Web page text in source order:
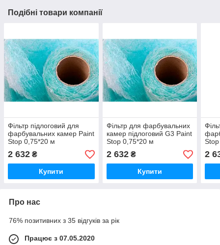
Подібні товари компанії
Фільтр підлоговий для
фарбувальних камер Paint
Stop 0,75*20 м
2 632 ₴
Купити
Фільтр для фарбувальних
камер підлоговий G3 Paint
Stop 0,75*20 м
2 632₴
Купити
2
Про нас
76% позитивних з 35 відгуків за рік
Працює з 07.05.2020